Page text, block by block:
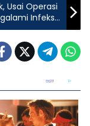
Usai Operasi
Infeksi
RSIA Restu